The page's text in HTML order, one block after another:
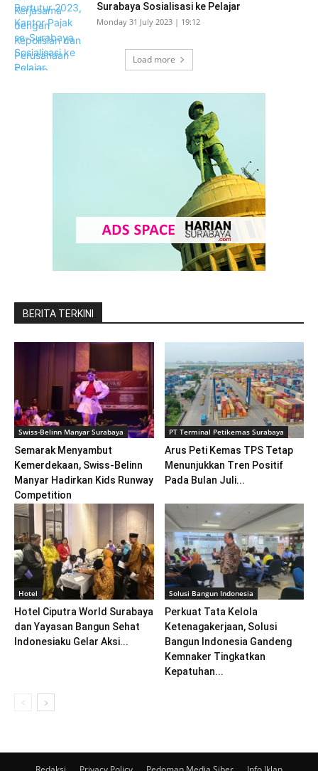
Surabaya Sosialisasi ke Pelajar
Monday 31 July 2023 | 19:12
Load more
BERITA TERKINI
Swiss-Belinn Manyar Surabaya
Semarak Menyambut
Kemerdekaan, Swiss-Belinn
Manyar Hadirkan Kids Runway
Competition
PT Terminal Petikemas Surabaya
Arus Peti Kemas TPS Tetap
Menunjukkan Tren Positif
Pada Bulan Juli...
Hotel
Hotel Ciputra World Surabaya
dan Yayasan Bangun Sehat
Indonesiaku Gelar Aksi...
Solusi Bangun Indonesia
Perkuat Tata Kelola
Ketenagakerjaan, Solusi
Bangun Indonesia Gandeng
Kemnaker Tingkatkan
Kepatuhan...